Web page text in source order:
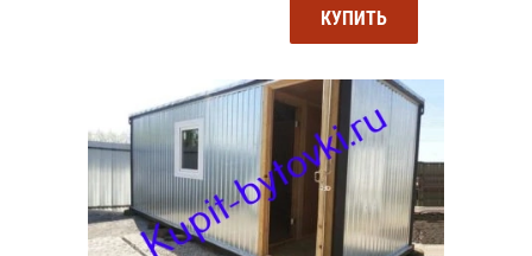
КУПИТЬ